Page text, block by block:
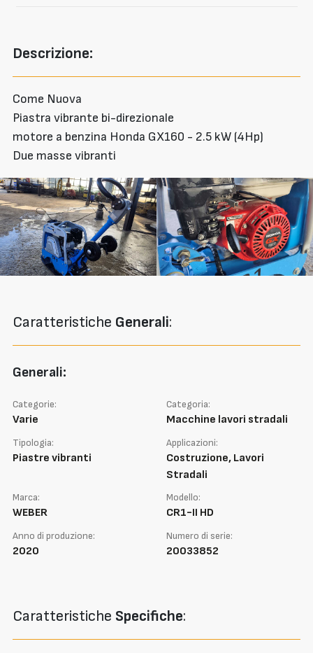
Descrizione:
Come Nuova
Piastra vibrante bi-direzionale
motore a benzina Honda GX160 - 2.5 kW (4Hp)
Due masse vibranti
Caratteristiche Generali:
Generali:
Categorie:
Varie
Categoria:
Macchine lavori stradali
Tipologia:
Piastre vibranti
Applicazioni:
Costruzione, Lavori
Stradali
Marca:
WEBER
Modello:
CR1-II HD
Anno di produzione:
2020
Numero di serie:
20033852
Caratteristiche Specifiche: